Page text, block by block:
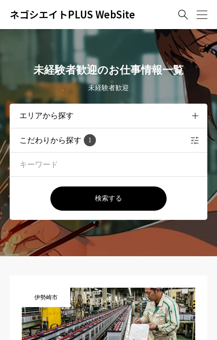
ネゴシエイトPLUS WebSite 
未経験者歓迎のお仕事情報一覧
未経験者歓迎
こだわりから探す 1
検索する
伊勢崎市